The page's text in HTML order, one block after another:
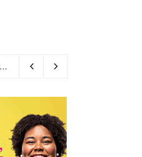
Casa do Benin será reaberta nesta quinta-feira (6)